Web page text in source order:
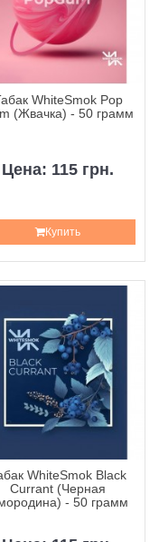
WhiteSmok Pop
(Жвачка) - 50 грамм
Цена: 115 грн.
Купить
WhiteSmok Black
Currant (Черная
- 50 грамм